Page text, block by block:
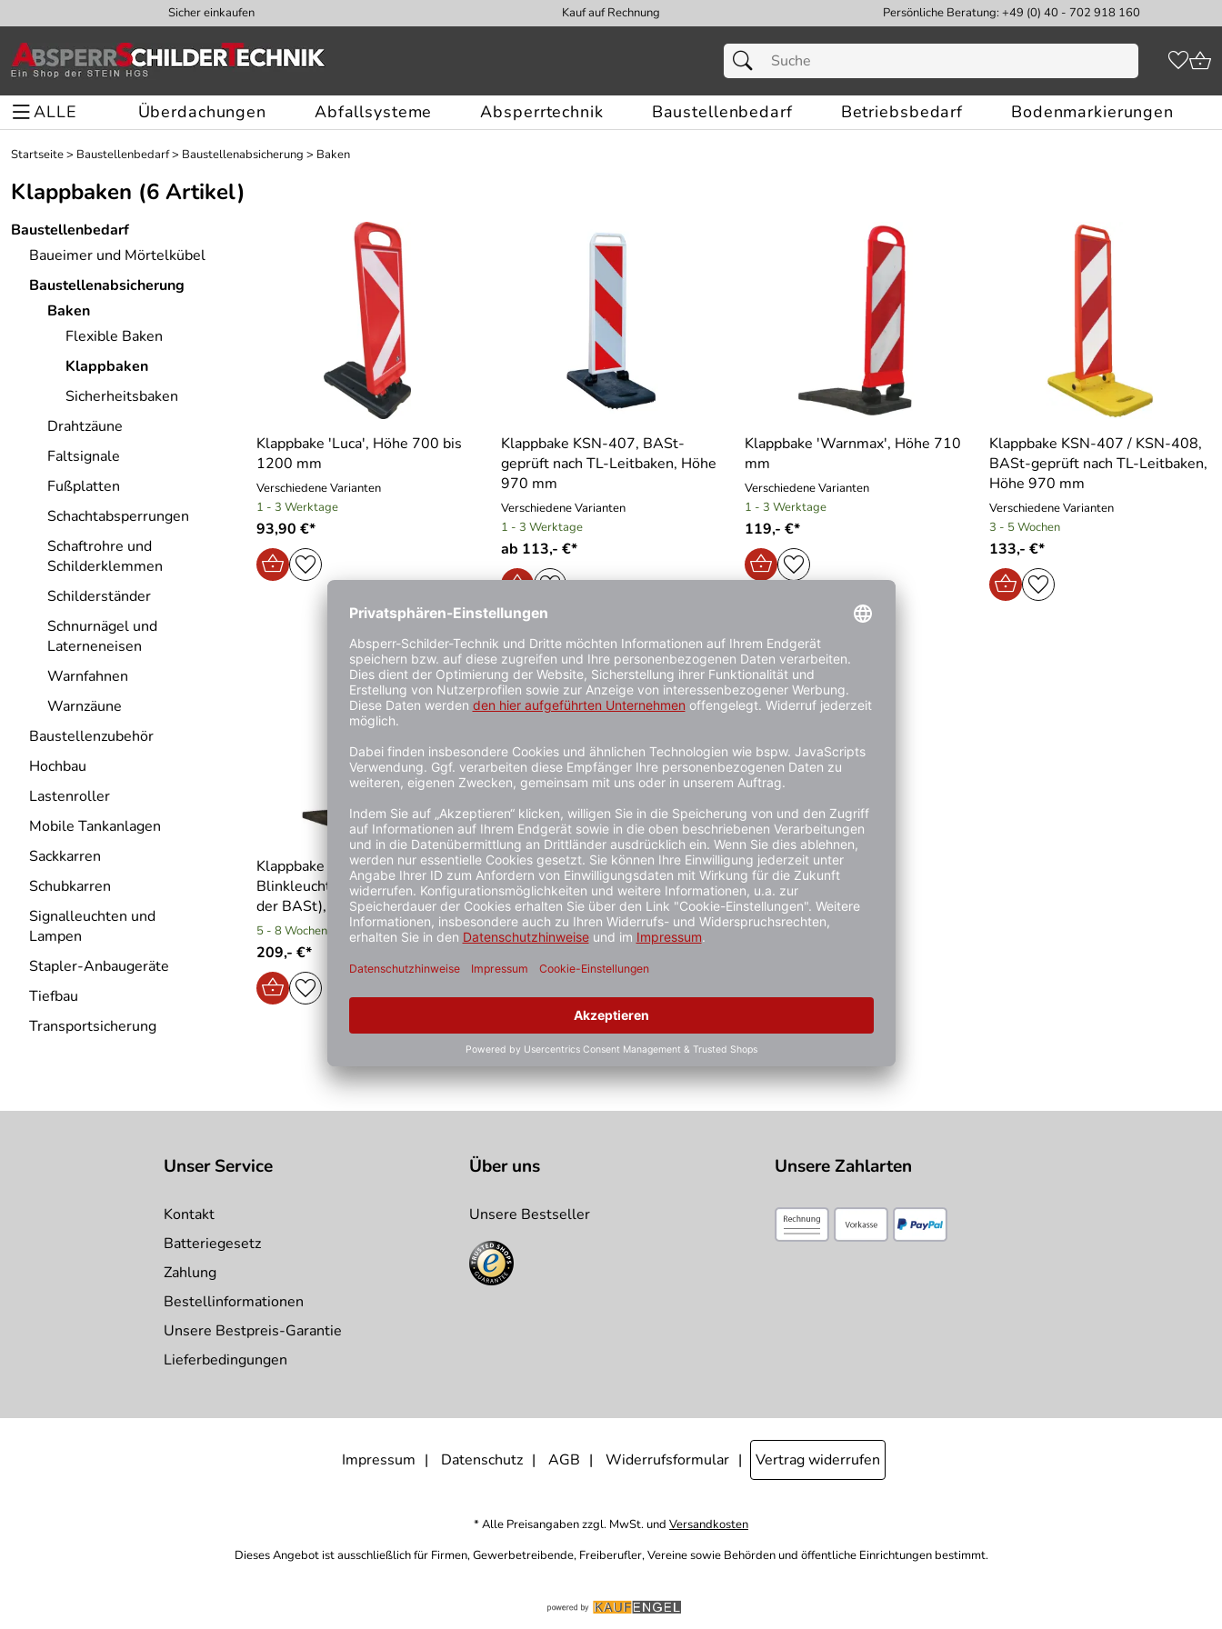
Sicher einkaufen Kauf auf Rechnung Persönliche Beratung: +49 (0) 40 - 702 918 160
ALLE Überdachungen Abfallsysteme Absperrtechnik Baustellenbedarf Betriebsbedarf Bodenmarkierungen
Startseite> Baustellenbedarf> Baustellenabsicherung > Baken
Klappbaken (6 Artikel)
Baustellenbedarf
Baueimer und Mörtelkübel
Baustellenabsicherung
Baken
Flexible Baken
Klappbaken
Sicherheitsbaken
Drahtzäune
Faltsignale
Fußplatten
Schachtabsperrungen
Schaftrohre und
Schilderklemmen
Schilderständer
Schnurnägel und
Laterneneisen
Warnfahnen
Warnzäune
Baustellenzubehör
Hochbau
Lastenroller
Mobile Tankanlagen
Sackkarren
Schubkarren
Signalleuchten und
Lampen
Stapler-Anbaugeräte
Tiefbau
Transportsicherung
Klappbake ′Luca′, Höhe 700 bis
1200 mm
Verschiedene Varianten
1 - 3 Werktage
93,90 €*
Klappbake KSN-407, BASt-
geprüft nach TL-Leitbaken, Höhe
970 mm
Verschiedene Varianten
1 - 3 Werktage
ab 113,- €*
Klappbake ′Warnmax′, Höhe 710
mm
Verschiedene Varianten
1 - 3 Werktage
119,- €*
Klappbake KSN-407 / KSN-408,
BASt-geprüft nach TL-Leitbaken,
Höhe 970 mm
Verschiedene Varianten
3 - 5 Wochen
133,- €*
Klappbake ′Flashmax′ mit LED-
Blinkleuchte (geprüft nach WL 4
der BASt), Höhe 710 mm
5 - 8 Wochen
209,- €*
Klappbake ′LED-Flash′, BASt
geprüft nach TL-Warnleuchten,
Höhe 970 mm
2 Varianten
ab 219,- €*
Unser Service
Kontakt
Batteriegesetz
Zahlung
Bestellinformationen
Unsere Bestpreis-Garantie
Lieferbedingungen
Über uns
Unsere Bestseller
Unsere Zahlarten
Impressum Datenschutz AGB Widerrufsformular Vertrag widerrufen
* Alle Preisangaben zzgl. MwSt. und Versandkosten
Dieses Angebot ist ausschließlich für Firmen, Gewerbetreibende, Freiberufler, Vereine sowie Behörden und öffentliche Einrichtungen bestimmt.